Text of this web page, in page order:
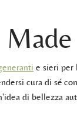
e sieri per
cura di sé
di bellezza